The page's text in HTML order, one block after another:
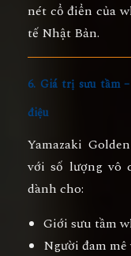
nét cổ điển của
tế Nhật Bản.
6. Giá trị sưu tầm
điệu
Yamazaki
với số lượng vô
dành cho:
Giới sưu tầm
Người đam